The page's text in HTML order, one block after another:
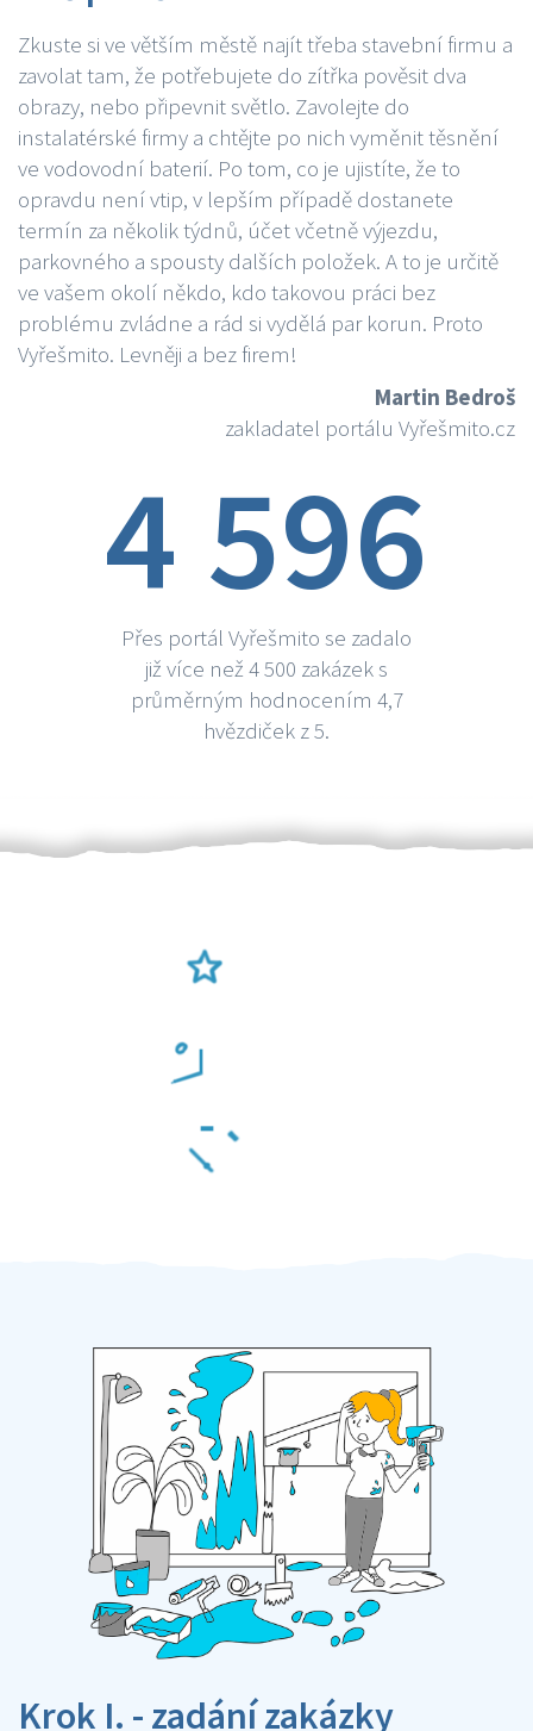
Zkuste si ve větším městě najít třeba stavební firmu a
zavolat tam, že potřebujete do zítřka pověsit dva
obrazy, nebo připevnit světlo. Zavolejte do
instalatérské firmy a chtějte po nich vyměnit těsnění
ve vodovodní baterií. Po tom, co je ujistíte, že to
opravdu není vtip, v lepším případě dostanete
termín za několik týdnů, účet včetně výjezdu,
parkovného a spousty dalších položek. A to je určitě
ve vašem okolí někdo, kdo takovou práci bez
problému zvládne a rád si vydělá par korun. Proto
Vyřešmito. Levněji a bez firem!
Martin Bedroš
zakladatel portálu Vyřešmito.cz
4 596
Přes portál Vyřešmito se zadalo
již více než 4 500 zakázek s
průměrným hodnocením 4,7
hvězdiček z 5.
Krok I. - zadání zakázky